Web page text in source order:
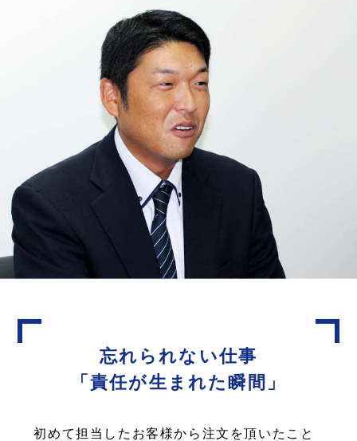
忘れられない仕事
「責任が生まれた瞬間」
初めて担当したお客様から注文を頂いたこと